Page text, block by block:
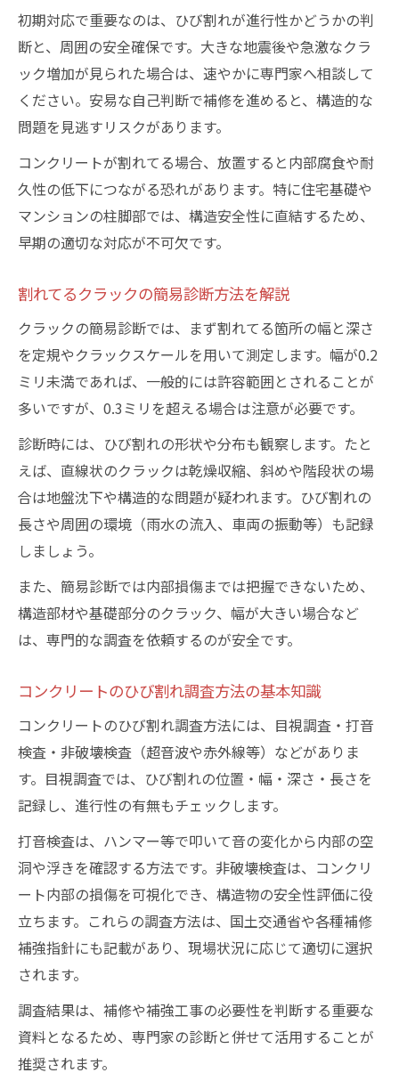
pdf
調査票記入例で割れてる箇所を正確に記録
する方法
ひび割れ調査で割れてる基礎の危険度を判
定
割れてる基礎の危険度を判断する秘訣
コンクリート割れてる箇所の危険度判断の
コツ
クラック幅と深さで基礎の割れてる度合い
コンクリートが割れてる時に役立つ許容範
囲知識
割れてる基礎の補修に必要な調査と手順を
解説
コンクリート割れの危険度と補強指針最新
情報
自宅のクラック診断を成功させる手順
コンクリートが割れてる時のセルフ診断ポ
イント
自宅でできるクラック簡易調査方法の流れ
割れてる基礎の診断で注意すべき許容範囲
とは
補修補強指針pdfを活用したセルフチェック
コンクリート割れてる時の調査票記入の工
夫
見逃せないコンクリート割れの許容範囲
コンクリート割れてる時の許容範囲を正し
く理解
クラックの許容範囲と危険度のチェック手
順
割れてる基礎の補修判断に役立つ指針を紹
介
コンクリートひび割れ調査方法と許容基準
許容範囲を超えた割れてる場合の注意事項
クラック調査方法を詳しく知るポイント
初期対応で重要なのは、ひび割れが進行性かどうかの判
断と、周囲の安全確保です。大きな地震後や急激なクラ
ック増加が見られた場合は、速やかに専門家へ相談して
ください。安易な自己判断で補修を進めると、構造的な
問題を見逃すリスクがあります。
コンクリートが割れてる場合、放置すると内部腐食や耐
久性の低下につながる恐れがあります。特に住宅基礎や
マンションの柱脚部では、構造安全性に直結するため、
早期の適切な対応が不可欠です。
割れてるクラックの簡易診断方法を解説
クラックの簡易診断では、まず割れてる箇所の幅と深さ
を定規やクラックスケールを用いて測定します。幅が0.2
ミリ未満であれば、一般的には許容範囲とされることが
多いですが、0.3ミリを超える場合は注意が必要です。
診断時には、ひび割れの形状や分布も観察します。たと
えば、直線状のクラックは乾燥収縮、斜めや階段状の場
合は地盤沈下や構造的な問題が疑われます。ひび割れの
長さや周囲の環境（雨水の流入、車両の振動等）も記録
しましょう。
また、簡易診断では内部損傷までは把握できないため、
構造部材や基礎部分のクラック、幅が大きい場合など
は、専門的な調査を依頼するのが安全です。
コンクリートのひび割れ調査方法の基本知識
コンクリートのひび割れ調査方法には、目視調査・打音
検査・非破壊検査（超音波や赤外線等）などがありま
す。目視調査では、ひび割れの位置・幅・深さ・長さを
記録し、進行性の有無もチェックします。
打音検査は、ハンマー等で叩いて音の変化から内部の空
洞や浮きを確認する方法です。非破壊検査は、コンクリ
ート内部の損傷を可視化でき、構造物の安全性評価に役
立ちます。これらの調査方法は、国土交通省や各種補修
補強指針にも記載があり、現場状況に応じて適切に選択
されます。
調査結果は、補修や補強工事の必要性を判断する重要な
資料となるため、専門家の診断と併せて活用することが
推奨されます。